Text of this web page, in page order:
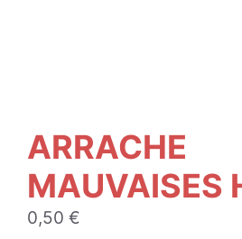
ARRACHE
MAUVAISES
0,50 €